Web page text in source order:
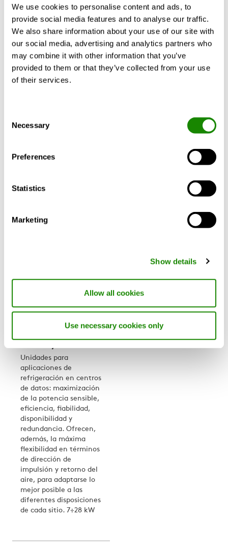
We use cookies to personalise content and ads, to
provide social media features and to analyse our traffic.
We also share information about your use of our site with
our social media, advertising and analytics partners who
may combine it with other information that you’ve
provided to them or that they’ve collected from your use
of their services.
Selection
Necessary
Preferences
Statistics
Marketing
Show details
Allow all cookies
Use necessary cookies only
DATATECH
BTD PFW
Unidades para
independiente bajo
COOLBLADE
BTD Sky R7
caliente" y "pasillo frío"
separación de la parte
caliente de la fría.
Unidades para
aplicaciones de
refrigeración en centros
de datos: maximización
de la potencia sensible,
eficiencia, fiabilidad,
disponibilidad y
redundancia. Ofrecen,
además, la máxima
flexibilidad en términos
de dirección de
impulsión y retorno del
aire, para adaptarse lo
mejor posible a las
diferentes disposiciones
de cada sitio. 7÷28 kW